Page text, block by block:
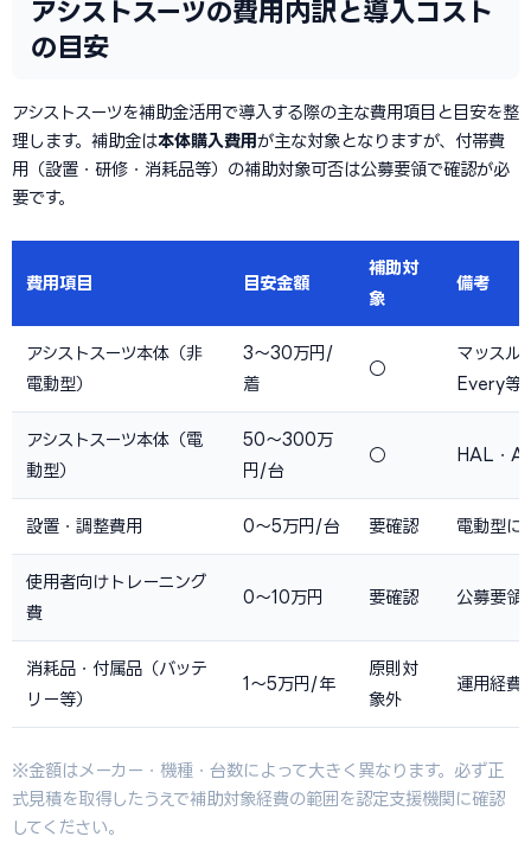
アシストスーツの費用内訳と導入コスト
の目安
アシストスーツを補助金活用で導入する際の主な費用項目と目安を整
理します。補助金は本体購入費用 が主な対象となりますが、付帯費
用（設置・研修・消耗品等）の補助対象可否は公募要領で確認が必
要です。
費用項目 目安金額
補助対
象
備考
アシストスーツ本体（非
電動型）
3〜30万円/
着
○
マッスル
Every等
アシストスーツ本体（電
動型）
50〜300万
円/台
○ HAL・
設置・調整費用 0〜5万円/台 要確認 電動型に
使用者向けトレーニング
費
0〜10万円 要確認 公募要領
消耗品・付属品（バッテ
リー等）
1〜5万円/年
原則対
象外
運用経費
※金額はメーカー・機種・台数によって大きく異なります。必ず正
式見積を取得したうえで補助対象経費の範囲を認定支援機関に確認
してください。